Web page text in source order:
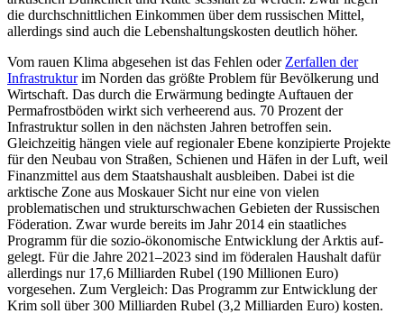
die durchschnittlichen Einkommen über dem russischen Mittel,
allerdings sind auch die Lebenshaltungskosten deutlich höher.
Vom rauen Klima abgesehen ist das Feh­len oder Zerfallen der
Infrastrukturim Nor­den das größte Problem für Bevölkerung und
Wirtschaft. Das durch die Erwärmung bedingte Auftauen der
Permafrostböden wirkt sich verheerend aus. 70 Prozent der
Infrastruktur sollen in den nächsten Jahren betroffen sein.
Gleichzeitig hängen viele auf regionaler Ebene konzipierte Projekte
für den Neubau von Straßen, Schienen und Häfen in der Luft, weil
Finanzmittel aus dem Staatshaushalt ausbleiben. Dabei ist die
arktische Zone aus Moskauer Sicht nur eine von vielen
problematischen und struk­turschwachen Gebieten der Russischen
Fö­deration. Zwar wurde bereits im Jahr 2014 ein staatliches
Programm für die sozio-ökonomische Entwicklung der Arktis auf­
gelegt. Für die Jahre 2021–2023 sind im föderalen Haushalt dafür
allerdings nur 17,6 Milliarden Rubel (190 Millionen Euro)
vorgesehen. Zum Vergleich: Das Programm zur Entwicklung der
Krim soll über 300 Mil­liarden Rubel (3,2 Milliarden Euro) kosten.